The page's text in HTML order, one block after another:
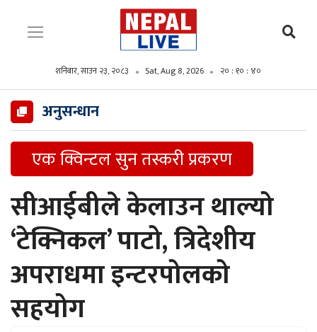
शनिबार, साउन २३, २०८३ Sat, Aug 8, 2026 २० : १० : ४२
अनुसन्धान
एक क्विन्टल सुन तस्करी प्रकरण
सीआईबीले केलाउन थाल्यो
‘टेक्निकल’ पाटो, त्रिदेशीय
अपराधमा इन्टरपोलको
सहयोग